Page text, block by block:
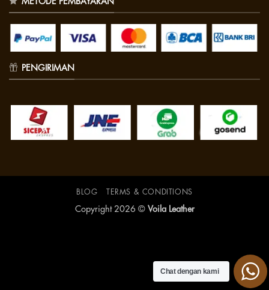
PENGIRIMAN
BLOG TERMS & CONDITIONS
Copyright 2026 © Voila Leather
Chat dengan kami